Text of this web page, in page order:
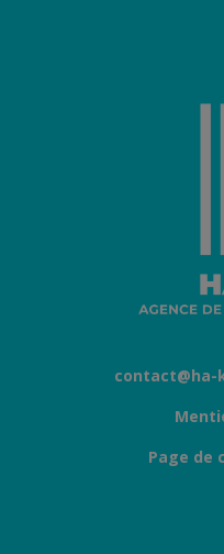
contact@ha-
Page de